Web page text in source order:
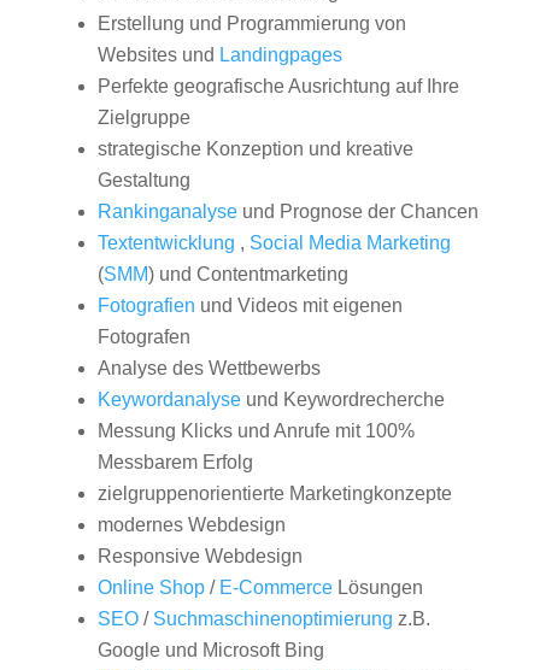
Erstellung und Programmierung von
Websites und Landingpages
Perfekte geografische Ausrichtung auf Ihre
Zielgruppe
strategische Konzeption und kreative
Gestaltung
Rankinganalyseund Prognose der Chancen
Textentwicklung , Social Media Marketing
(SMM) und Contentmarketing
Fotografien und Videos mit eigenen
Fotografen
Analyse des Wettbewerbs
Keywordanalyseund Keywordrecherche
Messung Klicks und Anrufe mit 100%
Messbarem Erfolg
zielgruppenorientierte Marketingkonzepte
modernes Webdesign
Responsive Webdesign
Online Shop/ E-CommerceLösungen
SEO/ Suchmaschinenoptimierung z.B.
Google und Microsoft Bing